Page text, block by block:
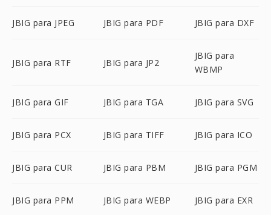
JBIG para JPEG JBIG para PDF JBIG para DXF
JBIG para RTF JBIG para JP2
JBIG para
WBMP
JBIG para GIF JBIG para TGA JBIG para SVG
JBIG para PCX JBIG para TIFF JBIG para ICO
JBIG para CUR JBIG para PBM JBIG para PGM
JBIG para PPM JBIG para WEBP JBIG para EXR